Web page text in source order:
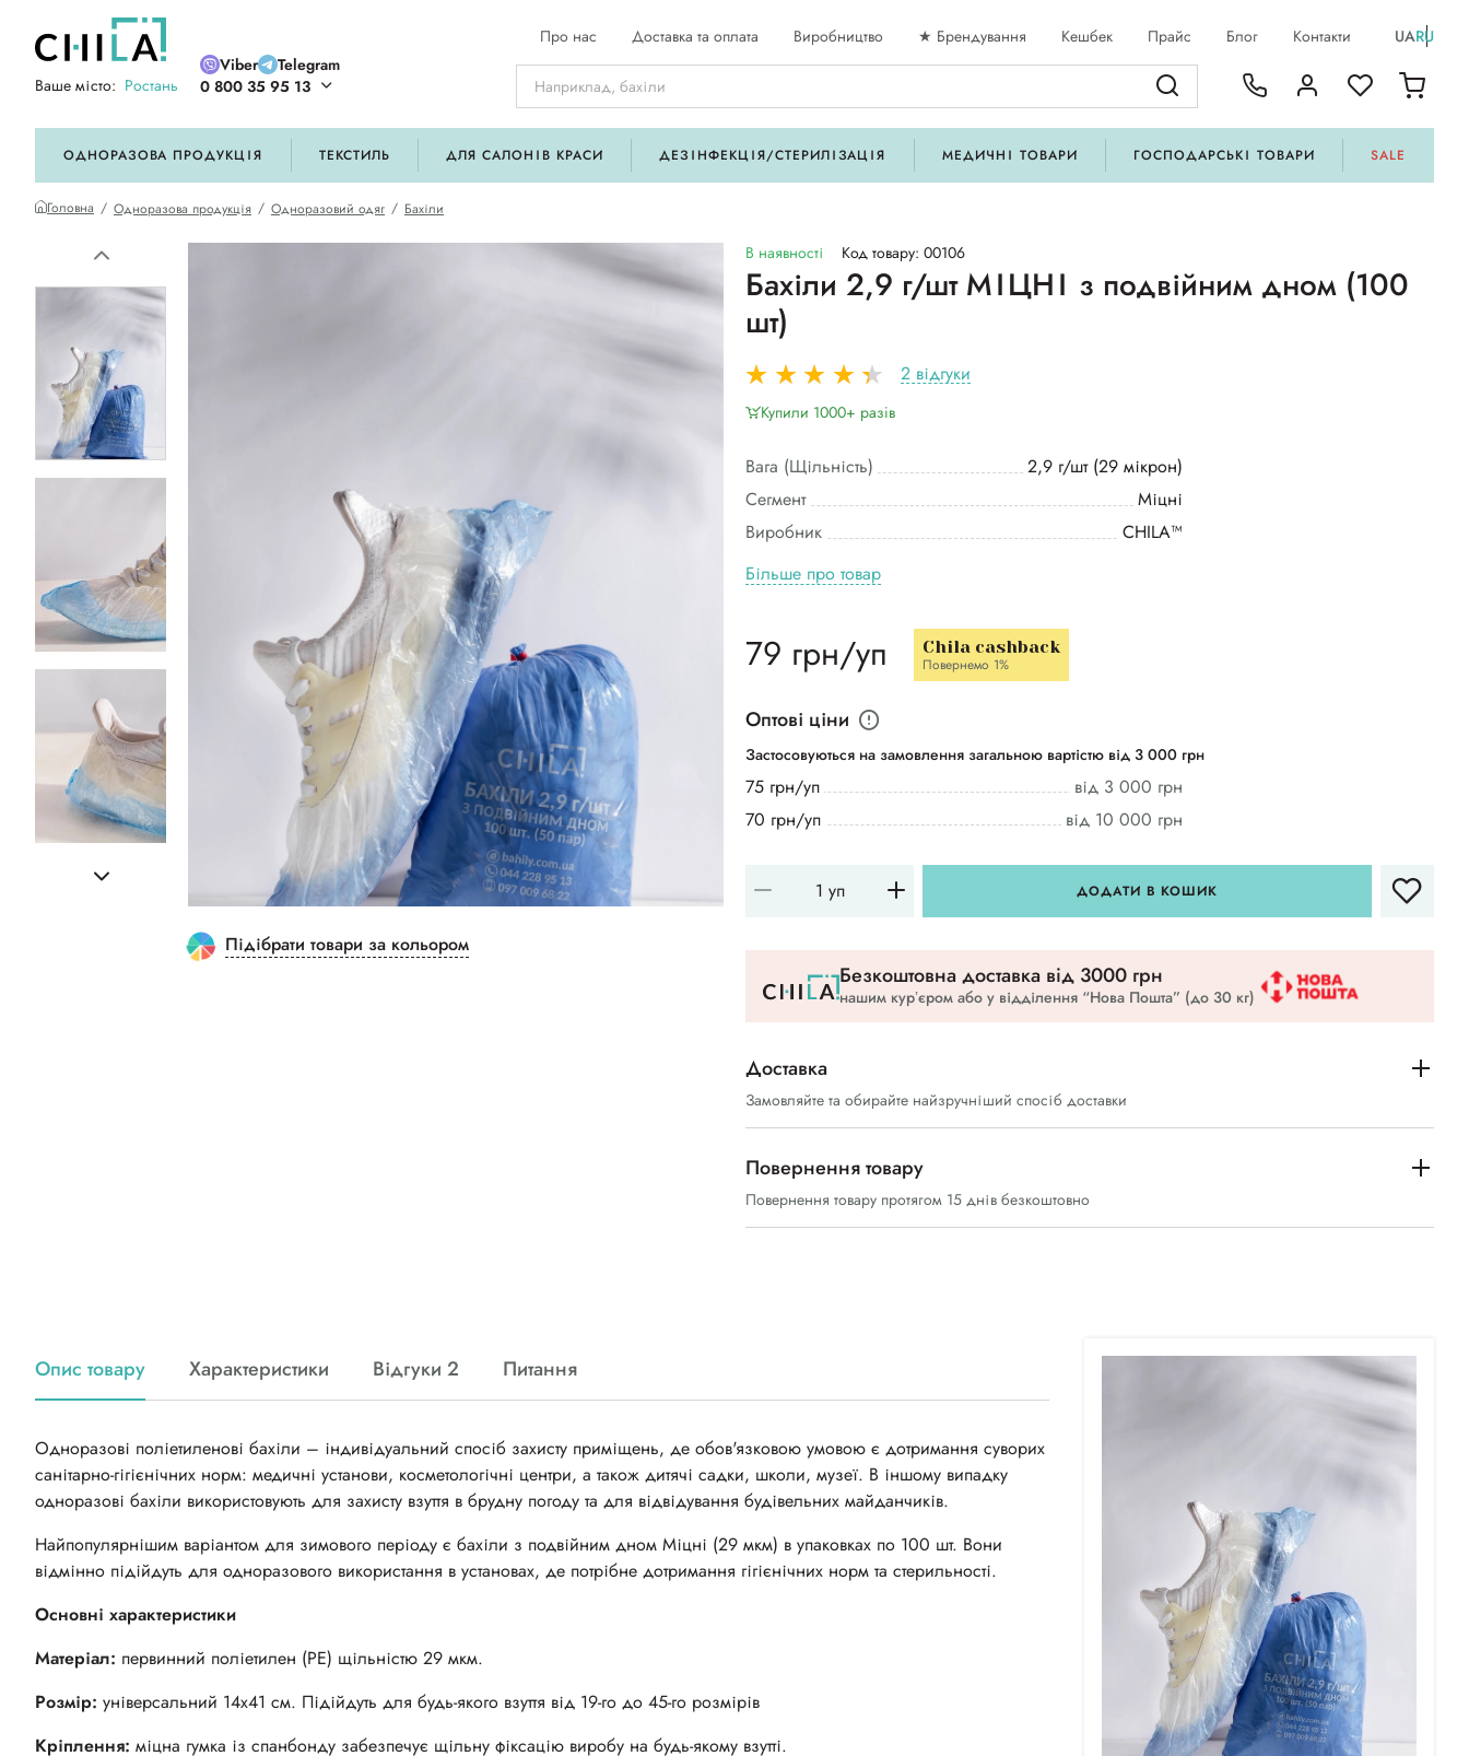
Ваше місто: Ростань
Viber
Telegram
0 800 35 95 13
Про нас Доставка та оплата Виробництво ★ Брендування Кешбек Прайс Блог Контакти UARU
ОДНОРАЗОВА ПРОДУКЦІЯ ТЕКСТИЛЬ ДЛЯ САЛОНІВ КРАСИ ДЕЗІНФЕКЦІЯ/СТЕРИЛІЗАЦІЯ МЕДИЧНІ ТОВАРИ ГОСПОДАРСЬКІ ТОВАРИ SALE
Головна Одноразова продукція Одноразовий одяг Бахіли
Підібрати товари за кольором
В наявності Код товару: 00106
Бахіли 2,9 г/шт МІЦНІ з подвійним дном (100
шт)
2 відгуки
Купили 1000+ разiв
Вага (Щільність)
2,9 г/шт (29 мікрон)
Сегмент
Міцні
Виробник
CHILA™
Більше про товар
79 грн/уп Chila cashback
Повернемо 1%
Оптові ціни
Застосовуються на замовлення загальною вартістю від 3 000 грн
75 грн/уп
від 3 000 грн
70 грн/уп
від 10 000 грн
ДОДАТИ В КОШИК
Безкоштовна доставка вiд 3000 грн
нашим курʼєром або у відділення “Нова Пошта” (до 30 кг)
Доставка
Замовляйте та обирайте найзручніший спосіб доставки
Повернення товару
Повернення товару протягом 15 днів безкоштовно
Опис товару Характеристики Відгуки 2 Питання
Одноразові поліетиленові бахіли – індивідуальний спосіб захисту приміщень, де обов'язковою умовою є дотримання суворих
санітарно-гігієнічних норм: медичні установи, косметологічні центри, а також дитячі садки, школи, музеї. В іншому випадку
одноразові бахіли використовують для захисту взуття в брудну погоду та для відвідування будівельних майданчиків.
Найпопулярнішим варіантом для зимового періоду є бахіли з подвійним дном Міцні (29 мкм) в упаковках по 100 шт. Вони
відмінно підійдуть для одноразового використання в установах, де потрібне дотримання гігієнічних норм та стерильності.
Основні характеристики
Матеріал: первинний поліетилен (РЕ) щільністю 29 мкм.
Розмір: універсальний 14х41 см. Підійдуть для будь-якого взуття від 19-го до 45-го розмірів
Кріплення: міцна гумка із спанбонду забезпечує щільну фіксацію виробу на будь-якому взутті.